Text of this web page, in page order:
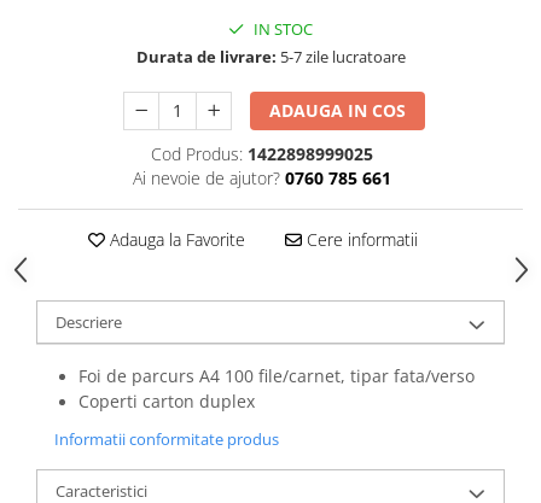
IN STOC
Durata de livrare: 5-7 zile lucratoare
ADAUGA IN COS
Cod Produs: 1422898999025
Ai nevoie de ajutor? 0760 785 661
Adauga la Favorite Cere informatii
Descriere
Foi de parcurs A4 100 file/carnet, tipar fata/verso
Coperti carton duplex
Informatii conformitate produs
Caracteristici